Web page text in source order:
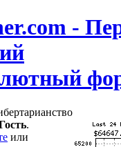
.
или